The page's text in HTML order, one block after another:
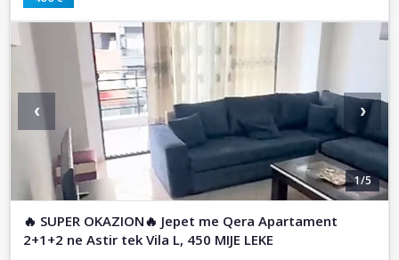
1/5
‹ ›
🔥 SUPER OKAZION🔥 Jepet me Qera Apartament
2+1+2 ne Astir tek Vila L, 450 MIJE LEKE